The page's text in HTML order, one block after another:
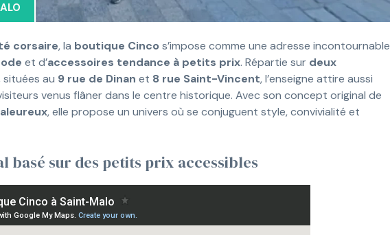
corsaire, la boutique Cinco s’impose comme une adresse incontournable
et d’accessoires tendance à petits prix. Répartie sur deux
situées au 9 rue de Dinan et 8 rue Saint-Vincent, l’enseigne attire aussi
venus flâner dans le centre historique. Avec son concept original de
, elle propose un univers où se conjuguent style, convivialité et
basé sur des petits prix accessibles